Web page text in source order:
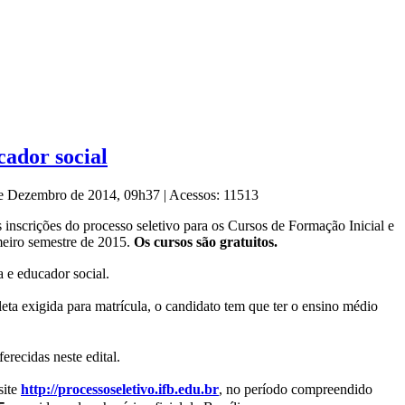
social
Dezembro de 2014, 09h37 | Acessos: 11513
do processo seletivo para os Cursos de Formação Inicial e
semestre de 2015. Os cursos são gratuitos.
e educador social.
exigida para matrícula, o candidato tem que ter o ensino médio
neste edital.
http://processoseletivo.ifb.edu.br, no período compreendido